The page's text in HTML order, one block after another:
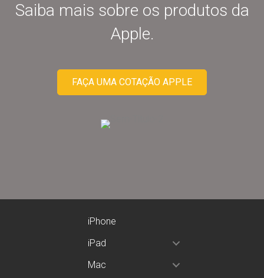
Saiba mais sobre os produtos da
Apple.
FAÇA UMA COTAÇÃO APPLE
iPhone
iPad
Mac